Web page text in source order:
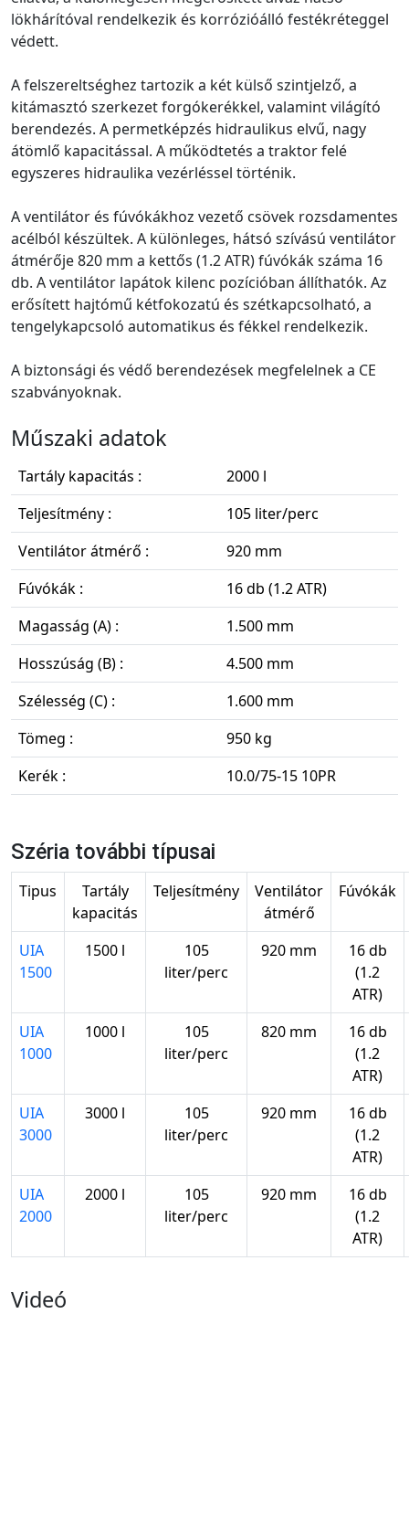
lökhárítóval rendelkezik és korrózióálló festékréteggel
védett.
A felszereltséghez tartozik a két külső szintjelző, a
kitámasztó szerkezet forgókerékkel, valamint világító
berendezés. A permetképzés hidraulikus elvű, nagy
átömlő kapacitással. A működtetés a traktor felé
egyszeres hidraulika vezérléssel történik.
A ventilátor és fúvókákhoz vezető csövek rozsdamentes
acélból készültek. A különleges, hátsó szívású ventilátor
átmérője 820 mm a kettős (1.2 ATR) fúvókák száma 16
db. A ventilátor lapátok kilenc pozícióban állíthatók. Az
erősített hajtómű kétfokozatú és szétkapcsolható, a
tengelykapcsoló automatikus és fékkel rendelkezik.
A biztonsági és védő berendezések megfelelnek a CE
szabványoknak.
Műszaki adatok
Tartály kapacitás :
2000 l
Teljesítmény :
105 liter/perc
Ventilátor átmérő :
920 mm
Fúvókák :
16 db (1.2 ATR)
Magasság (A) :
1.500 mm
Hosszúság (B) :
4.500 mm
Szélesség (C) :
1.600 mm
Tömeg :
950 kg
Kerék :
10.0/75-15 10PR
Széria további típusai
Tipus
Tartály
kapacitás
Teljesítmény
Ventilátor
átmérő
Fúvókák
UIA
1500
1500 l
105
liter/perc
920 mm
16 db
(1.2
ATR)
UIA
1000
1000 l
105
liter/perc
820 mm
16 db
(1.2
ATR)
UIA
3000
3000 l
105
liter/perc
920 mm
16 db
(1.2
ATR)
UIA
2000
2000 l
105
liter/perc
920 mm
16 db
(1.2
ATR)
Videó